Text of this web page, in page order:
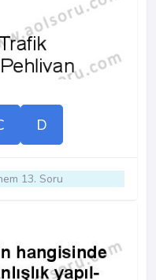
D
13. Soru